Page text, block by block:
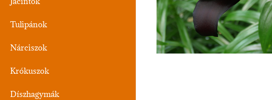
Tulipánok
Nárciszok
Krókuszok
Díszhagymák